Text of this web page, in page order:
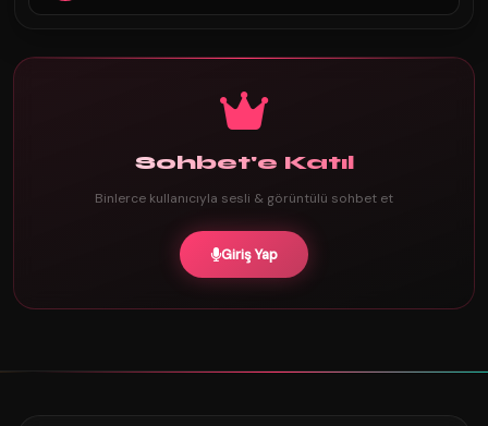
Sohbet'e Katıl
Binlerce kullanıcıyla sesli & görüntülü sohbet et
Giriş Yap